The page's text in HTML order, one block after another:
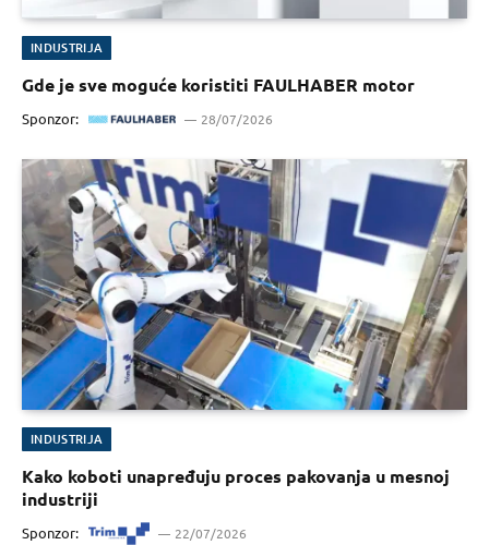
INDUSTRIJA
Gde je sve moguće koristiti FAULHABER motor
Sponzor: 28/07/2026
INDUSTRIJA
Kako koboti unapređuju proces pakovanja u mesnoj
industriji
Sponzor: 22/07/2026